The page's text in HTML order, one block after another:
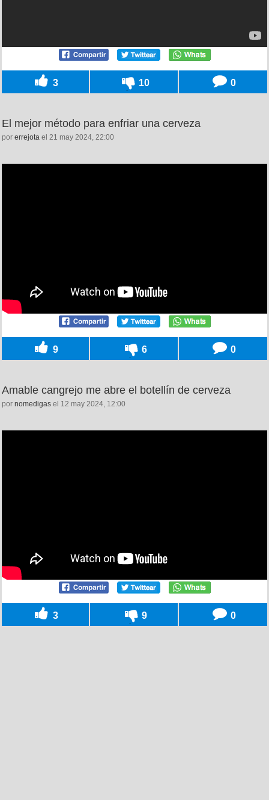
3 10 0
El mejor método para enfriar una cerveza
por errejota el 21 may 2024, 22:00
9 6 0
Amable cangrejo me abre el botellín de cerveza
por nomedigas el 12 may 2024, 12:00
3 9 0